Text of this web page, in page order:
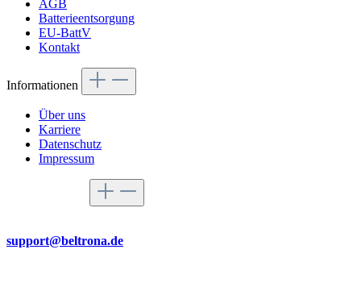
AGB
Batterieentsorgung
EU-BattV
Kontakt
Informationen
Über uns
Karriere
Datenschutz
Impressum
support@beltrona.de